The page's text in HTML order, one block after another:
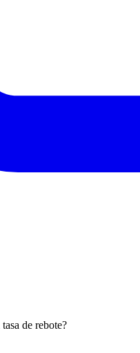
de rebote?